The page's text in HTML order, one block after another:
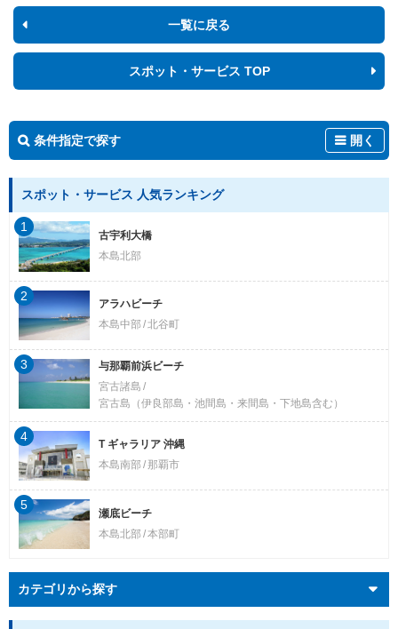
一覧に戻る
スポット・サービス TOP
条件指定で探す 開く
スポット・サービス 人気ランキング
古宇利大橋
本島北部
1
アラハビーチ
本島中部 北谷町
2
与那覇前浜ビーチ
宮古諸島
宮古島（伊良部島・池間島・来間島・下地島含む）
3
T ギャラリア 沖縄
本島南部
那覇市
4
瀬底ビーチ
本島北部 本部町
5
カテゴリから探す